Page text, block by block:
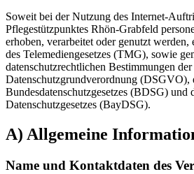
Soweit bei der Nutzung des Internet-
Pflegestützpunktes Rhön-Grabfeld
erhoben, verarbeitet oder genutzt
des Telemediengesetzes (TMG), sowie
datenschutzrechtlichen Bestimmungen der
Datenschutzgrundverordnung (DSGVO),
Bundesdatenschutzgesetzes (BDSG) und
Datenschutzgesetzes (BayDSG).
A) Allgemeine
Name und Kontaktdaten des